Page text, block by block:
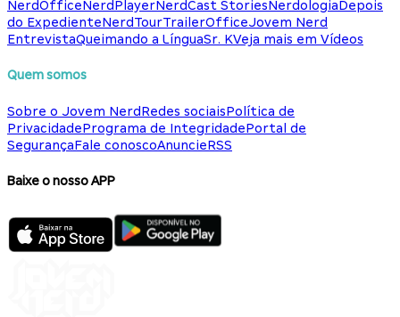
NerdOfficeNerdPlayerNerdCast StoriesNerdologiaDepois
do ExpedienteNerdTourTrailerOfficeJovem Nerd
EntrevistaQueimando a LínguaSr. KVeja mais em Vídeos
Quem somos
Sobre o Jovem NerdRedes sociaisPolítica de
PrivacidadePrograma de IntegridadePortal de
SegurançaFale conoscoAnuncieRSS
Baixe o nosso APP